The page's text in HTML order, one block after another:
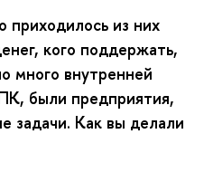
из них
кого поддержать,
много внутренней
были предприятия,
задачи. Как вы делали